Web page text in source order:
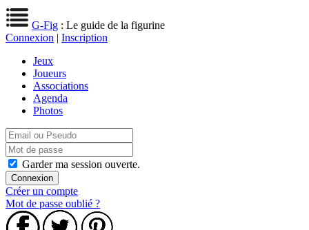
G-Fig : Le guide de la figurine
Connexion | Inscription
Jeux
Joueurs
Associations
Agenda
Photos
Garder ma session ouverte.
Créer un compte
Mot de passe oublié ?